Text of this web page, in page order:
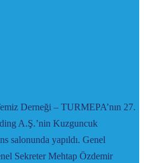
Derneği – TURMEPA’nın 27.
A.Ş.’nin Kuzguncuk
salonunda yapıldı. Genel
Sekreter Mehtap Özdemir